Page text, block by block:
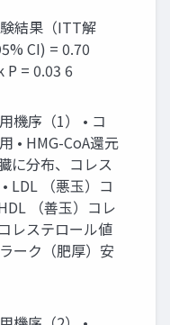
結果（ITT解
CI) = 0.70
P = 0.03 6
機序（1） • コ
• HMG-CoA還元
に分布、コレス
LDL （悪玉）コ
（善玉）コレ
レステロール値
ーク（肥厚）安